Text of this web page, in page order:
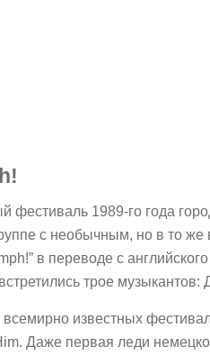
фестиваль 1989-го года
с необычным, но в то
в переводе с
трое
известных
Даже первая леди